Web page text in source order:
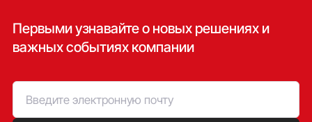
Первыми узнавайте о новых решениях и
важных событиях компании